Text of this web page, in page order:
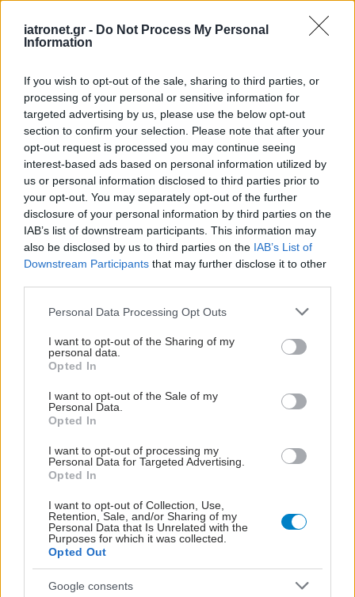
iatronet.gr - Do Not Process My Personal
Information
If you wish to opt-out of the sale, sharing to third parties, or
processing of your personal or sensitive information for
targeted advertising by us, please use the below opt-out
section to confirm your selection. Please note that after your
opt-out request is processed you may continue seeing
interest-based ads based on personal information utilized by
us or personal information disclosed to third parties prior to
your opt-out. You may separately opt-out of the further
disclosure of your personal information by third parties on the
IAB’s list of downstream participants. This information may
also be disclosed by us to third parties on the IAB’s List of
Downstream Participants that may further disclose it to other
Please note that this website/app uses one or more Google
not limited to your visit or usage behaviour. You may click to
grant or deny consent to Google and its third-party tags to
use your data for below specified purposes in below Google
consent section.
Personal Data Processing Opt Outs
I want to opt-out of the Sharing of my
personal data.
Opted In
I want to opt-out of the Sale of my
Personal Data.
Opted In
I want to opt-out of processing my
Personal Data for Targeted Advertising.
Opted In
I want to opt-out of Collection, Use,
Retention, Sale, and/or Sharing of my
Personal Data that Is Unrelated with the
Purposes for which it was collected.
Opted Out
Google consents
Πέμπτη, 27 Μαΐου 2021, 12:06
Γαστροοισοφαγική Παλινδρόμηση: Οι
συνήθειες που βοηθούν
Τέσσερις στους δέκα ανθρώπους οποιασδήποτε ηλικίας
μπορεί να την εμφανίσουν, ως συνέπεια κάποιων
ανθυγιεινών συνηθειών ή άλλων θεμάτων.
H γαστροοισοφαγική παλινδρόμηση συνδέεται